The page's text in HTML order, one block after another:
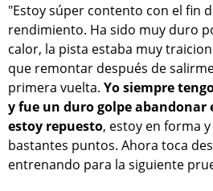
"Estoy súper contento con el fin
rendimiento. Ha sido muy duro
calor, la pista estaba muy
que remontar después de
primera vuelta. Yo siempre
y fue un duro golpe abandonar
estoy repuesto, estoy en forma
bastantes puntos. Ahora toca
entrenando para la siguiente